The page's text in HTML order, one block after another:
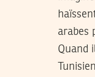
arabes
Quand